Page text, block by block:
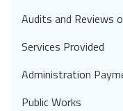
Audits and Reviews
Services Provided
Administration
Public Works